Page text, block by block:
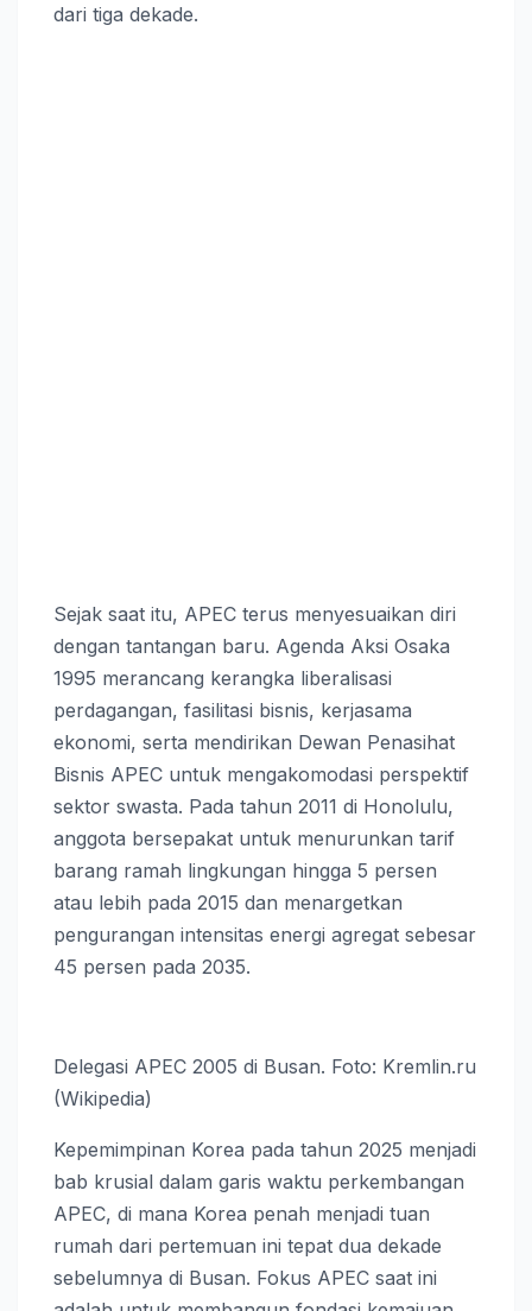
dari tiga dekade.
Sejak saat itu, APEC terus menyesuaikan diri
dengan tantangan baru. Agenda Aksi Osaka
1995 merancang kerangka liberalisasi
perdagangan, fasilitasi bisnis, kerjasama
ekonomi, serta mendirikan Dewan Penasihat
Bisnis APEC untuk mengakomodasi perspektif
sektor swasta. Pada tahun 2011 di Honolulu,
anggota bersepakat untuk menurunkan tarif
barang ramah lingkungan hingga 5 persen
atau lebih pada 2015 dan menargetkan
pengurangan intensitas energi agregat sebesar
45 persen pada 2035.
Delegasi APEC 2005 di Busan. Foto: Kremlin.ru
(Wikipedia)
Kepemimpinan Korea pada tahun 2025 menjadi
bab krusial dalam garis waktu perkembangan
APEC, di mana Korea penah menjadi tuan
rumah dari pertemuan ini tepat dua dekade
sebelumnya di Busan. Fokus APEC saat ini